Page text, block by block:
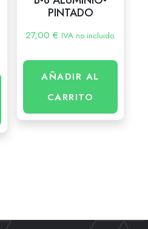
PINTADO
27,00 € IVA no incluido.
AÑADIR AL
CARRITO